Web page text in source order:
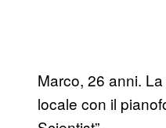
Marco, 26 anni.
locale con il